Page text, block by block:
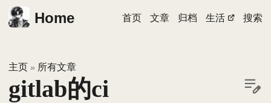
Home 首页 文章 归档 生活 搜索
主页 » 所有文章
gitlab的ci